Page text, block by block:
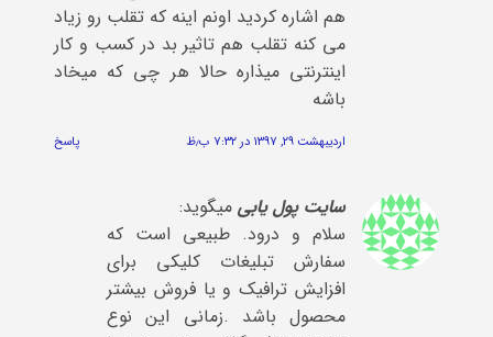
هم اشاره کردید اونم اینه که تقلب رو زیاد
می کنه تقلب هم تاثیر بد در کسب و کار
اینترنتی میذاره حالا هر چی که میخاد
باشه
اردیبهشت ۲۹, ۱۳۹۷ در ۷:۳۲ ب٫ظ پاسخ
سایت پول یابی میگوید:
سلام و درود. طبیعی است که
سفارش تبلیغات کلیکی برای
افزایش ترافیک و یا فروش بیشتر
محصول باشد .زمانی این نوع